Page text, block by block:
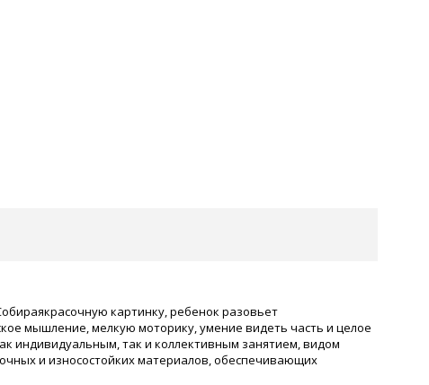
картинку, ребенок разовьет
мышление, мелкую моторику, умение видеть часть и целое
индивидуальным, так и коллективным занятием, видом
и износостойких материалов, обеспечивающих